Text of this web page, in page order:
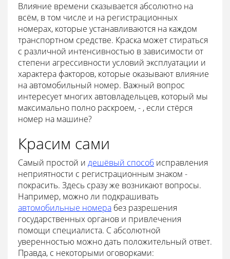
Влияние времени сказывается абсолютно на
всём, в том числе и на регистрационных
номерах, которые устанавливаются на каждом
транспортном средстве. Краска может стираться
с различной интенсивностью в зависимости от
степени агрессивности условий эксплуатации и
характера факторов, которые оказывают влияние
на автомобильный номер. Важный вопрос
интересует многих автовладельцев, который мы
максимально полно раскроем, - , если стёрся
номер на машине?
Красим сами
Самый простой и дешёвый способ исправления
неприятности с регистрационным знаком -
покрасить. Здесь сразу же возникают вопросы.
Например, можно ли подкрашивать
автомобильные номера без разрешения
государственных органов и привлечения
помощи специалиста. С абсолютной
уверенностью можно дать положительный ответ.
Правда, с некоторыми оговорками: